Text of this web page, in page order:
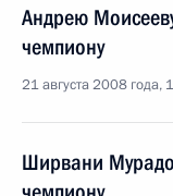
Андрею
чемпиону
21 августа 2008 года,
Ширвани